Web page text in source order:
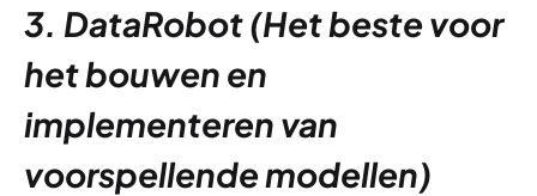
3. DataRobot (Het beste voor
het bouwen en
implementeren van
voorspellende modellen)